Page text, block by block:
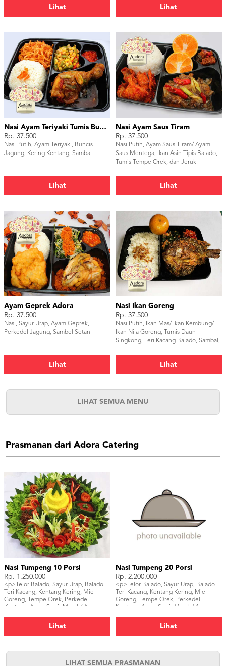
Lihat Lihat
Nasi Ayam Teriyaki Tumis Buncis Jagung
Rp. 37.500
Nasi Putih, Ayam Teriyaki, Buncis
Jagung, Kering Kentang, Sambal
Lihat
Nasi Ayam Saus Tiram
Rp. 37.500
Nasi Putih, Ayam Saus Tiram/ Ayam
Saus Mentega, Ikan Asin Tipis Balado,
Tumis Tempe Orek, dan Jeruk
Lihat
Ayam Geprek Adora
Rp. 37.500
Nasi, Sayur Urap, Ayam Geprek,
Perkedel Jagung, Sambel Setan
Lihat
Nasi Ikan Goreng
Rp. 37.500
Nasi Putih, Ikan Mas/ Ikan Kembung/
Ikan Nila Goreng, Tumis Daun
Singkong, Teri Kacang Balado, Sambal,
Lihat
LIHAT SEMUA MENU
Prasmanan dari Adora Catering
Nasi Tumpeng 10 Porsi
Rp. 1.250.000
<p>Telor Balado, Sayur Urap, Balado
Teri Kacang, Kentang Kering, Mie
Goreng, Tempe Orek, Perkedel
Kentang, Ayam Suwir Merah/ Ayam
Lihat
Nasi Tumpeng 20 Porsi
Rp. 2.200.000
<p>Telor Balado, Sayur Urap, Balado
Teri Kacang, Kentang Kering, Mie
Goreng, Tempe Orek, Perkedel
Kentang, Ayam Suwir Merah/ Ayam
Asin, Tahu Bacem, Kerupuk</p>
Lihat
LIHAT SEMUA PRASMANAN